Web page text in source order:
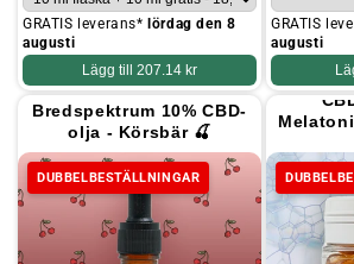
GRATIS leverans*lördag den 8
augusti
Lägg till 207.14 kr
GRATIS
augusti
Bredspektrum 10% CBD-
olja - Körsbär 🍒
DUBBELBESTÄLLNINGAR